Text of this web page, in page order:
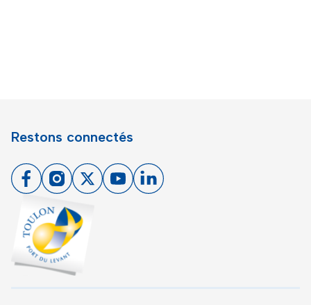
Restons connectés
FacebookInstagram
X YoutubeLinkedin